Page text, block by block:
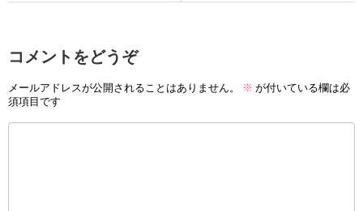
コメントをどうぞ
メールアドレスが公開されることはありません。 ※ が付いている欄は必
須項目です